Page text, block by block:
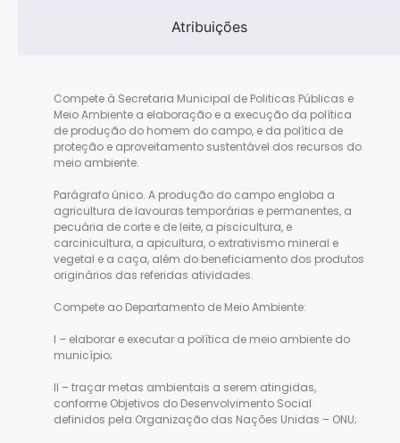
Atribuições
Compete à Secretaria Municipal de Politicas Públicas e
Meio Ambiente a elaboração e a execução da política
de produção do homem do campo, e da política de
proteção e aproveitamento sustentável dos recursos do
meio ambiente.
Parágrafo único. A produção do campo engloba a
agricultura de lavouras temporárias e permanentes, a
pecuária de corte e de leite, a piscicultura, e
carcinicultura, a apicultura, o extrativismo mineral e
vegetal e a caça, além do beneficiamento dos produtos
originários das referidas atividades.
Compete ao Departamento de Meio Ambiente:
I – elaborar e executar a política de meio ambiente do
município;
II – traçar metas ambientais a serem atingidas,
conforme Objetivos do Desenvolvimento Social
definidos pela Organização das Nações Unidas – ONU;